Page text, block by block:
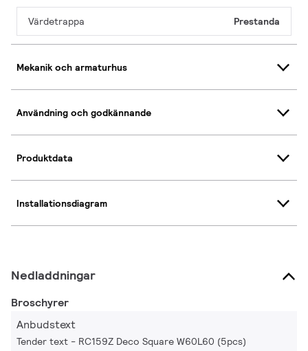
Värdetrappa Prestanda
Mekanik och armaturhus
Användning och godkännande
Produktdata
Installationsdiagram
Nedladdningar
Broschyrer
Anbudstext
Tender text - RC159Z Deco Square W60L60 (5pcs)